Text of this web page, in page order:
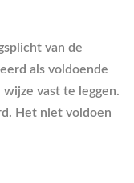
van de
als voldoende
vast te leggen.
Het niet voldoen